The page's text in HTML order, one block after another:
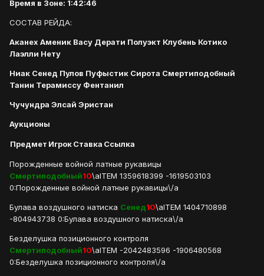
Время в Зоне: 1:42:46
СОСТАВ РЕЙДА:
Аканех Аменик Васу Дерати Полуэкт Клубень Котико
Лаэлли Нету
Ниак Сенед Пулов Пуфыстик Сирота Смертиподобный
Танин Терамиссу Фентанил
Чучундра Элсай Эристан
Аукционы
Предмет ИгрокСтавка Ссылка
Порожденные войной латные рукавицы
Смертиподобный10\aITEM 1359618399 -1619503103
0:Порожденные войной латные рукавицы\/a
Булава воздушного натиска Сенед10\aITEM 1404710898
-804943738 0:Булава воздушного натиска\/a
Безделушка позиционного контроля
Смертиподобный10\aITEM -2042483596 -1906480568
0:Безделушка позиционного контроля\/a